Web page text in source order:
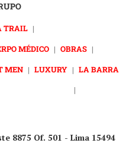
TRAIL |
MÉDICO | OBRAS |
MEN | LUXURY | LA BARRA
|
8875 Of. 501 - Lima 15494